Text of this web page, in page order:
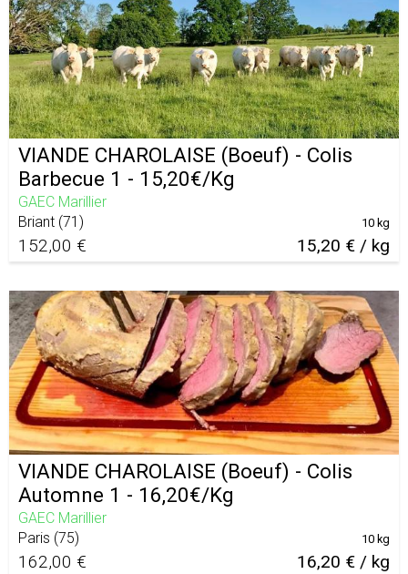
VIANDE CHAROLAISE (Boeuf) - Colis
Barbecue 1 - 15,20€/Kg
GAEC Marillier
Briant (71 )
152,00 € 15,20 € / kg
10 kg
VIANDE CHAROLAISE (Boeuf) - Colis
Automne 1 - 16,20€/Kg
GAEC Marillier
Paris (75)
162,00 € 16,20 € / kg
10 kg